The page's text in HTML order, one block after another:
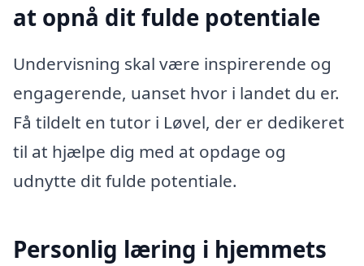
at opnå dit fulde potentiale
Undervisning skal være inspirerende og
engagerende, uanset hvor i landet du er.
Få tildelt en tutor i Løvel, der er dedikeret
til at hjælpe dig med at opdage og
udnytte dit fulde potentiale.
Personlig læring i hjemmets